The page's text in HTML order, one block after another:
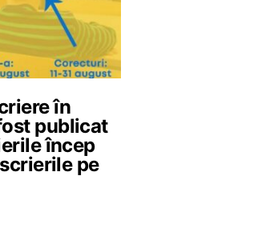
în
publicat
încep
pe